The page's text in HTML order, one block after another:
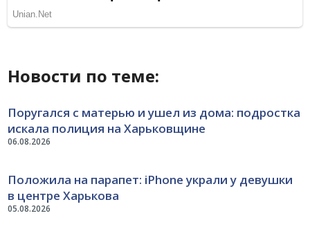
Новости по теме:
06.08.2026
Поругался с матерью и ушел из дома: подростка
искала полиция на Харьковщине
05.08.2026
Положила на парапет: iPhone украли у девушки
в центре Харькова